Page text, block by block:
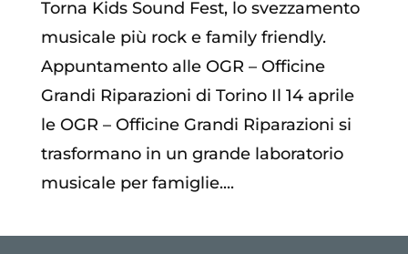
Torna Kids Sound Fest, lo svezzamento
musicale più rock e family friendly.
Appuntamento alle OGR – Officine
Grandi Riparazioni di Torino Il 14 aprile
le OGR – Officine Grandi Riparazioni si
trasformano in un grande laboratorio
musicale per famiglie....